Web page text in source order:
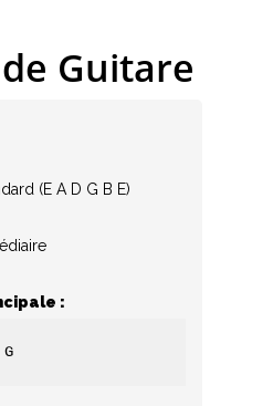
Guitare
(E A D G B E)
: